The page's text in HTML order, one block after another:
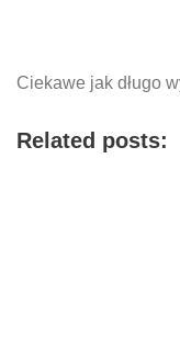
Ciekawe jak długo
Related posts: